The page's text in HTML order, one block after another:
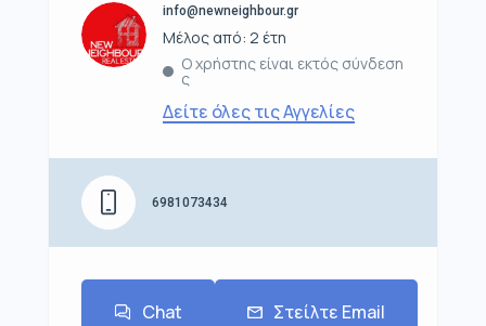
info@newneighbour.gr
Μέλος από: 2 έτη
Ο χρήστης είναι εκτός σύνδεση
ς
Δείτε όλες τις Αγγελίες
6981073434
Chat Στείλτε Email